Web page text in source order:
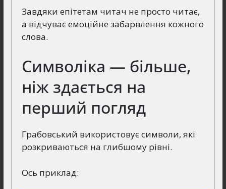
Завдяки епітетам читач не просто читає,
а відчуває емоційне забарвлення кожного
слова.
Символіка — більше,
ніж здається на
перший погляд
Грабовський використовує символи, які
розкриваються на глибшому рівні.
Ось приклад: